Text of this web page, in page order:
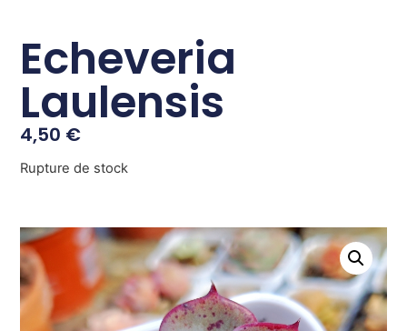
Echeveria
Laulensis
4,50 €
Rupture de stock